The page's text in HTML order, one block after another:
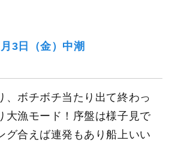
3日（金）中潮
、ボチボチ当たり出て終わっ
大漁モード！序盤は様子見で
グ合えば連発もあり船上いい